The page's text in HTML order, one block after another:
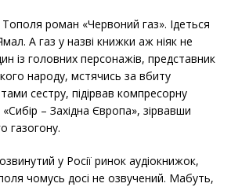
роман «Червоний газ». Ідеться
А газ у назві книжки аж ніяк не
із головних персонажів, представник
народу, мстячись за вбиту
сестру, підірвав компресорну
– Західна Європа», зірвавши
газогону.
у Росії ринок аудіокнижок,
чомусь досі не озвучений. Мабуть,